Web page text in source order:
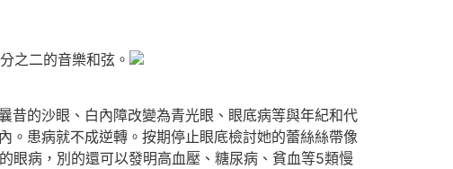
之二的音樂和弦。
的沙眼、白內障改變為青光眼、眼底病等與年紀和代
。患病就不成逆轉。按期停止眼底檢討她的蕾絲絲帶像
眼病，別的還可以發明高血壓、糖尿病、貧血等5類慢